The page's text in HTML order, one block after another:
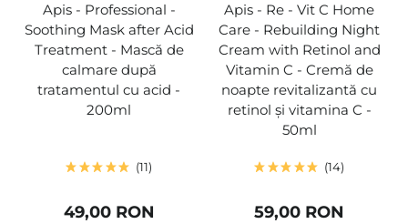
Apis - Professional -
Soothing Mask after Acid
Treatment - Mască de
calmare după
tratamentul cu acid -
200ml
11
49,00 RON
Apis - Re - Vit C Home
Care - Rebuilding Night
Cream with Retinol and
Vitamin C - Cremă de
noapte revitalizantă cu
retinol și vitamina C -
50ml
14
59,00 RON